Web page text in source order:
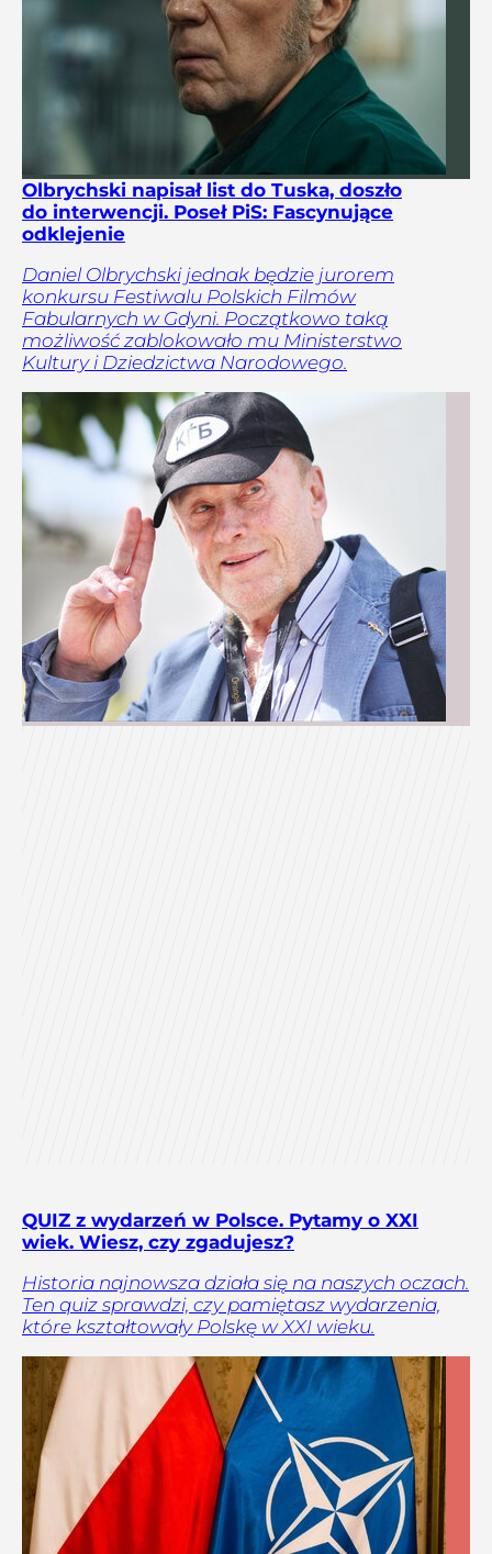
Olbrychski napisał list do Tuska, doszło
do interwencji. Poseł PiS: Fascynujące
odklejenie
Daniel Olbrychski jednak będzie jurorem
konkursu Festiwalu Polskich Filmów
Fabularnych w Gdyni. Początkowo taką
możliwość zablokowało mu Ministerstwo
Kultury i Dziedzictwa Narodowego.
QUIZ z wydarzeń w Polsce. Pytamy o XXI
wiek. Wiesz, czy zgadujesz?
Historia najnowsza działa się na naszych oczach.
Ten quiz sprawdzi, czy pamiętasz wydarzenia,
które kształtowały Polskę w XXI wieku.